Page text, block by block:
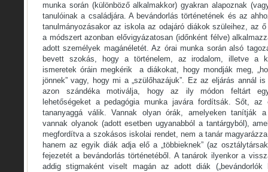
munka során (különböző alkalmakkor) gyakran alapoznak
tanulóinak a családjára. A bevándorlás történetének és az
tanulmányozásakor az iskola az odajáró diákok szüleihez, az
a módszert azonban elővigyázatosan (időnként félve)
adott személyek magánéletét. Az órai munka során alsó
bevett szokás, hogy a történelem, az irodalom, illetve a
ismeretek óráin megkérik a diákokat, hogy mondják meg,
jönnek” vagy, hogy mi a „szülőhazájuk”. Ez az eljárás annál
azon szándéka motiválja, hogy az ily módon feltárt
lehetőségeket a pedagógia munka javára fordítsák. Sőt,
tananyaggá válik. Vannak olyan órák, amelyeken tanítják
vannak olyanok (adott esetben ugyanabból a tantárgyból),
megfordítva a szokásos iskolai rendet, nem a tanár
hanem az egyik diák adja elő a „többieknek” (az
fejezetét a bevándorlás történetéből. A tanárok ilyenkor a
addig stigmaként viselt magán az adott diák („bevándorlók